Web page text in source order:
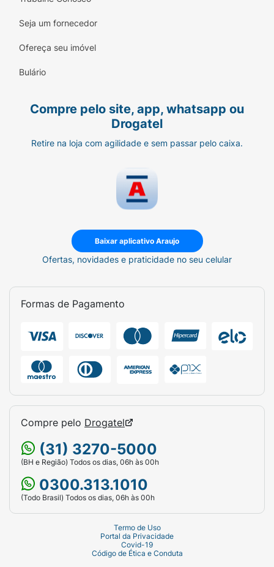
Seja um fornecedor
Ofereça seu imóvel
Bulário
Compre pelo site, app, whatsapp ou
Drogatel
Retire na loja com agilidade e sem passar pelo caixa.
Baixar aplicativo Araujo
Ofertas, novidades e praticidade no seu celular
Formas de Pagamento
Compre pelo Drogatel
(31) 3270-5000
(BH e Região) Todos os dias, 06h às 00h
0300.313.1010
(Todo Brasil) Todos os dias, 06h às 00h
Termo de Uso
Portal da Privacidade
Covid-19
Código de Ética e Conduta